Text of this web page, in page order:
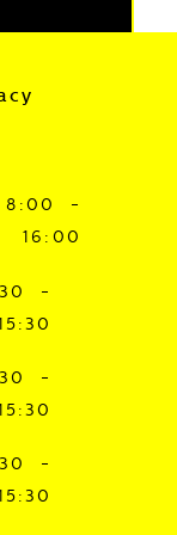
8:00 -
16:00
-
-
-